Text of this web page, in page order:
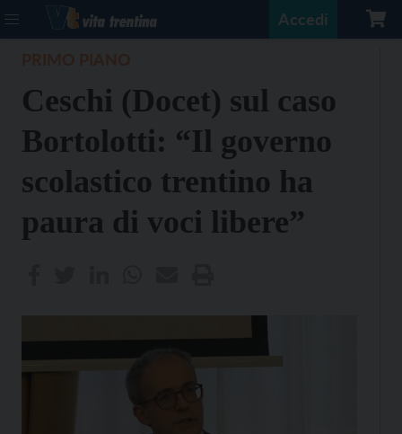
Accedi
Ceschi (Docet) sul caso
Bortolotti: “Il governo
scolastico trentino ha
paura di voci libere”